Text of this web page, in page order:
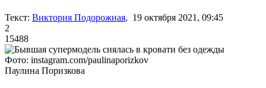
Текст: Виктория Подорожная, 19 октября 2021, 09:45
2
15488
Фото: instagram.com/paulinaporizkov
Паулина Поризкова